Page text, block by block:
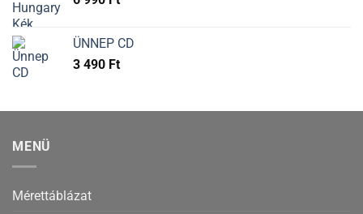
ÜNNEP CD
3 490 Ft
MENÜ
Mérettáblázat